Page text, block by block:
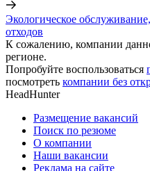
Экологическое
отходов
К сожалению, компании
регионе.
Попробуйте воспользоваться
посмотреть компании без
HeadHunter
Размещение вакансий
Поиск по резюме
О компании
Наши вакансии
Реклама на сайте